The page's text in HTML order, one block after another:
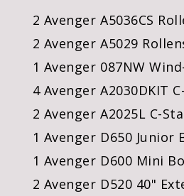
2 Avenger A5036CS
2 Avenger A5029
1 Avenger 087NW
4 Avenger A2030DKIT
2 Avenger A2025L C-
1 Avenger D650 Junior
1 Avenger D600 Mini
2 Avenger D520 40"